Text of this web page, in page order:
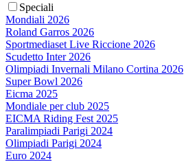
Speciali
Mondiali 2026
Roland Garros 2026
Sportmediaset Live Riccione 2026
Scudetto Inter 2026
Olimpiadi Invernali Milano Cortina 2026
Super Bowl 2026
Eicma 2025
Mondiale per club 2025
EICMA Riding Fest 2025
Paralimpiadi Parigi 2024
Olimpiadi Parigi 2024
Euro 2024